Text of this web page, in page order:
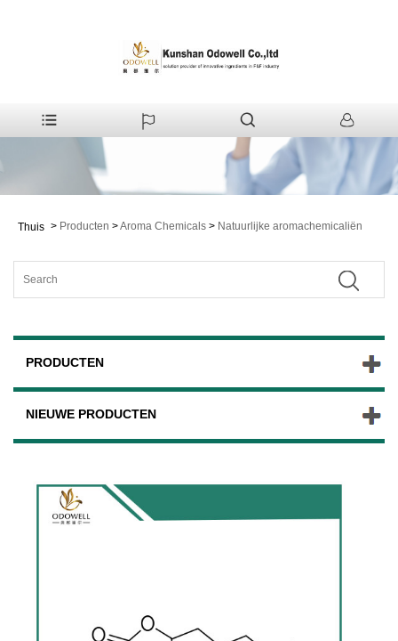
Thuis > Producten >Aroma Chemicals > Natuurlijke aromachemicaliën
PRODUCTEN
NIEUWE PRODUCTEN